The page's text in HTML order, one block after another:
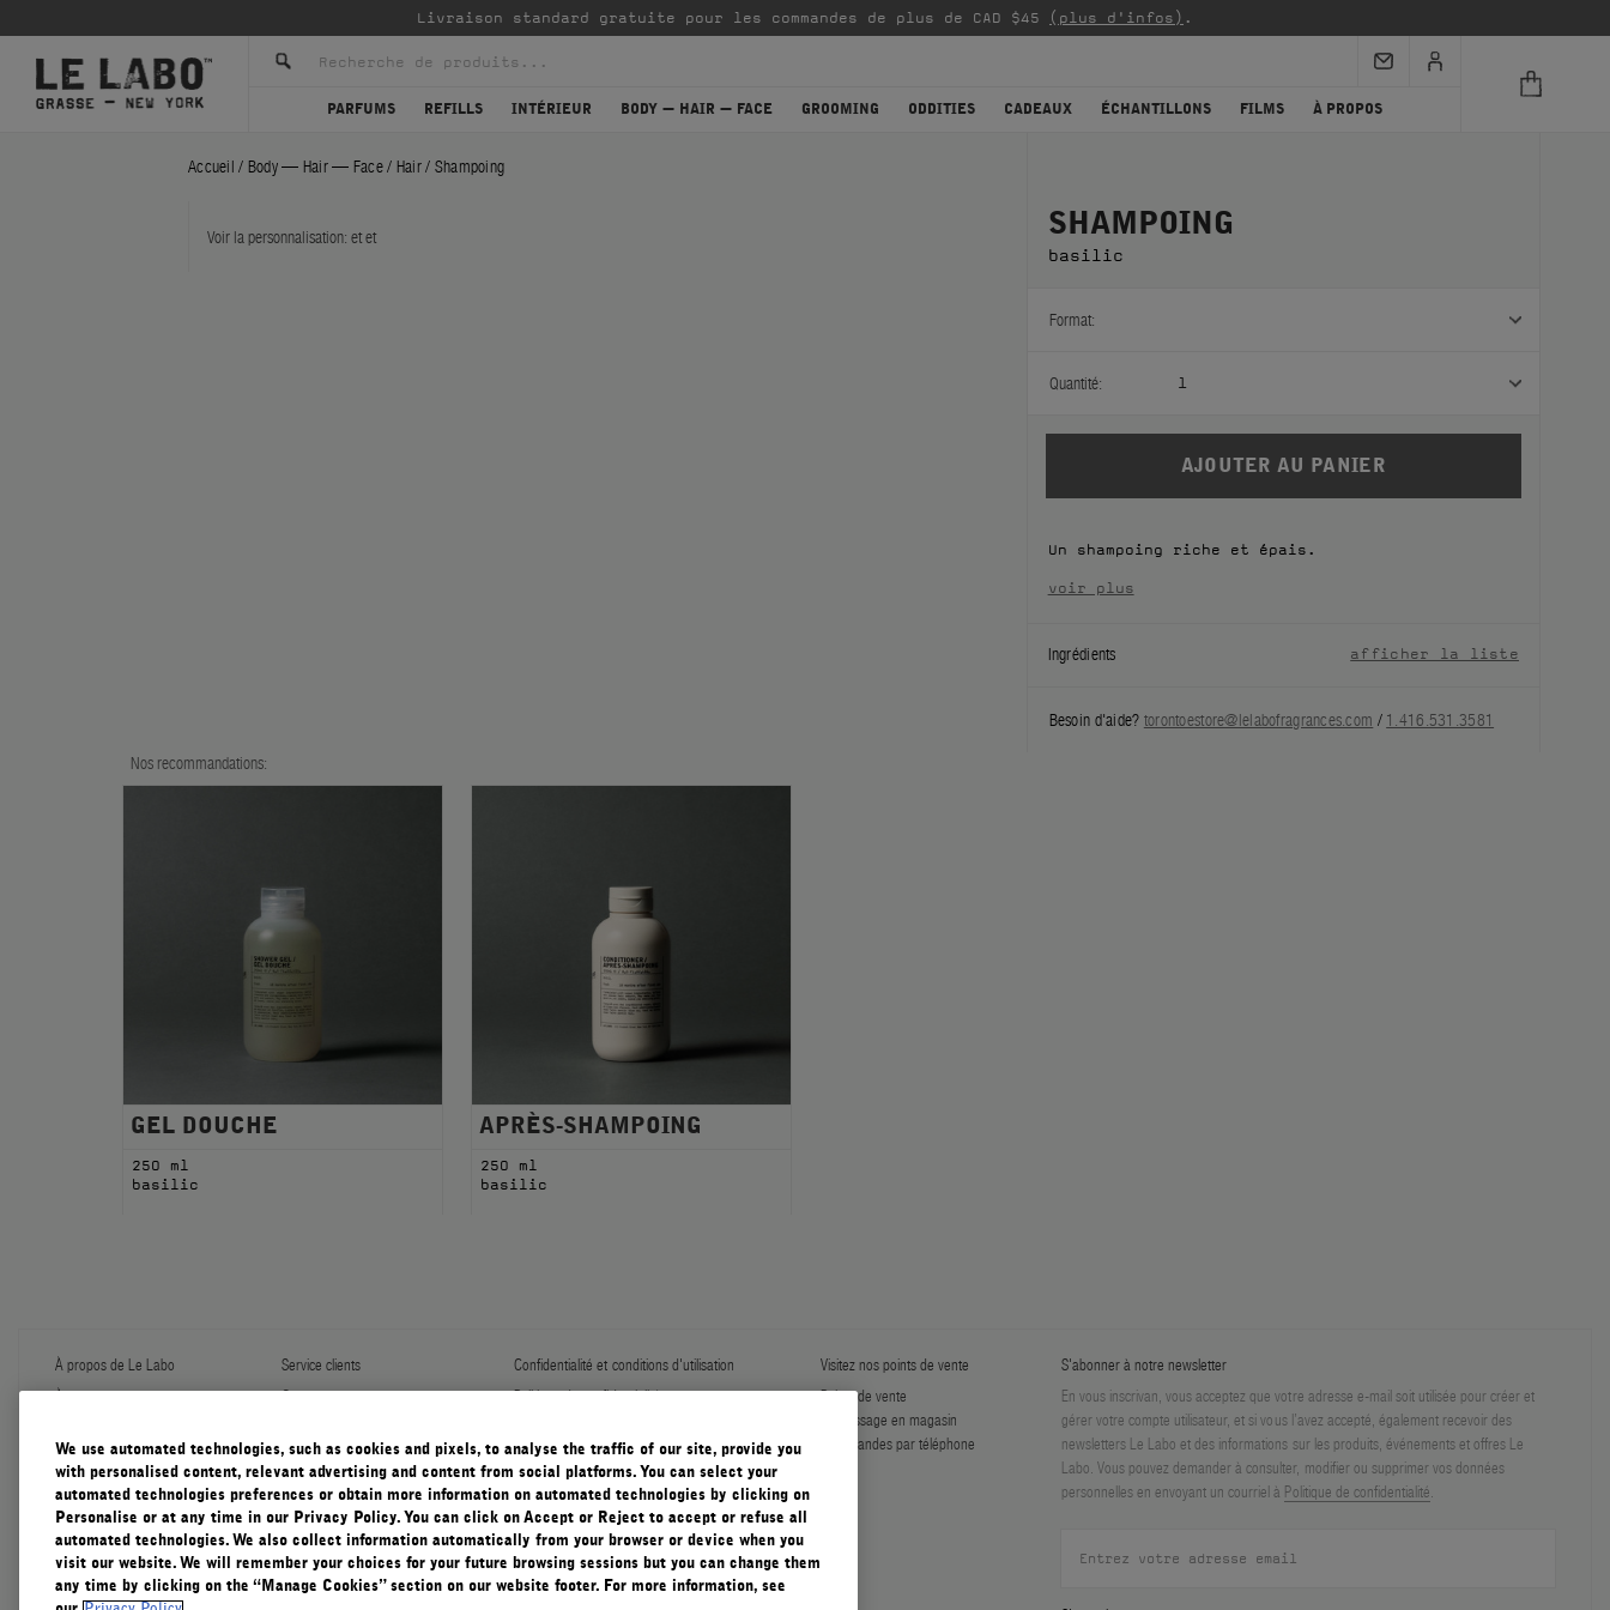
Livraison standard gratuite pour les commandes de plus de CAD $45 (plus d'infos) .
PARFUMS REFILLS INTÉRIEUR BODY — HAIR — FACE GROOMING ODDITIES CADEAUX ÉCHANTILLONS FILMS À PROPOS
Accueil / Body — Hair — Face / Hair / Shampoing
Voir la personnalisation: etet SHAMPOING
basilic
Format:
Quantité: 1
Un shampoing riche et épais.
voir plus
Ingrédients afficher la liste
Besoin d'aide? torontoestore@lelabofragrances.com / 1.416.531.3581
Nos recommandations:
GEL DOUCHE
250 ml
basilic
APRÈS-SHAMPOING
250 ml
basilic
À propos de Le Labo
À propos
Échantillons
Le Journal
Notre Impact
Pratiques Responsables
Accessibility View
Service clients
Contactez-nous
FAQ
Garantie diffuser
Cadeaux d'entreprise
Confidentialité et conditions d'utilisation
Politique de confidentialité
Conditions générales
Conditions générales de vente
Visitez nos points de vente
Points de vente
Ramassage en magasin
Commandes par téléphone
S'abonner à notre newsletter
En vous inscrivan, vous acceptez que votre adresse e-mail soit utilisée pour créer et
gérer votre compte utilisateur, et si vous l’avez accepté, également recevoir des
newsletters Le Labo et des informations sur les produits, événements et offres Le
Labo. Vous pouvez demander à consulter, modifier ou supprimer vos données
personnelles en envoyant un courriel à Politique de confidentialité.
We use automated technologies, such as cookies and pixels, to analyse the traffic of our site, provide you
with personalised content, relevant advertising and content from social platforms. You can select your
automated technologies preferences or obtain more information on automated technologies by clicking on
Personalise or at any time in our Privacy Policy. You can click on Accept or Reject to accept or refuse all
automated technologies. We also collect information automatically from your browser or device when you
visit our website. We will remember your choices for your future browsing sessions but you can change them
any time by clicking on the “Manage Cookies” section on our website footer. For more information, see